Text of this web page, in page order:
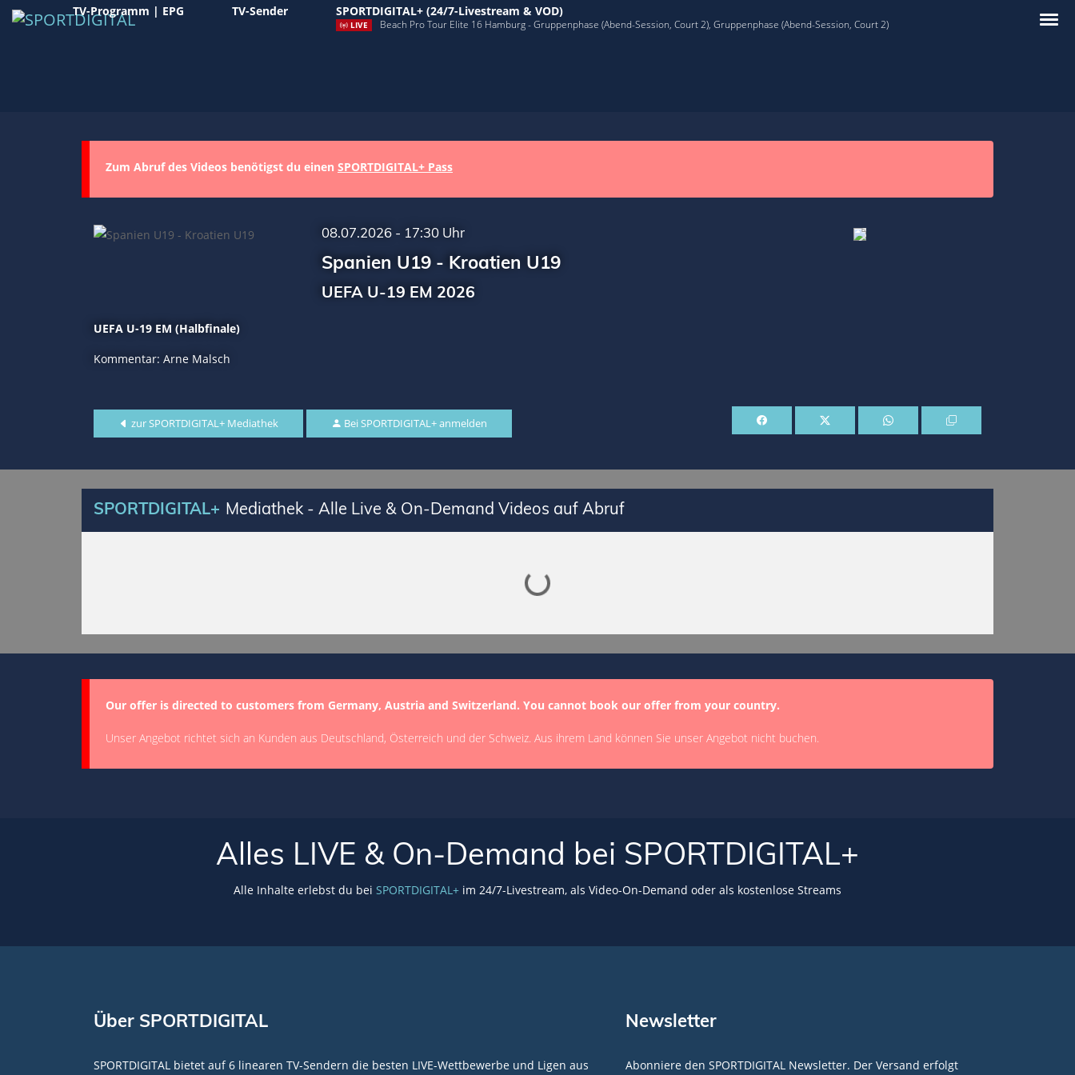
TV-Programm | EPG TV-Sender SPORTDIGITAL+ (24/7-Livestream & VOD)
LIVE Beach Pro Tour Elite 16 Hamburg - Gruppenphase (Abend-Session, Court 2), Gruppenphase (Abend-Session, Court 2)
Zum Abruf des Videos benötigst du einen SPORTDIGITAL+ Pass
08.07.2026 - 17:30 Uhr
Spanien U19 - Kroatien U19
UEFA U-19 EM 2026
UEFA U-19 EM (Halbfinale)
Kommentar: Arne Malsch
zur SPORTDIGITAL+ Mediathek Bei SPORTDIGITAL+ anmelden
SPORTDIGITAL+ Mediathek - Alle Live & On-Demand Videos auf Abruf
Lade SPORTDIGITAL+ Mediathek
Our offer is directed to customers from Germany, Austria and Switzerland. You cannot book our offer from your country.
Unser Angebot richtet sich an Kunden aus Deutschland, Österreich und der Schweiz. Aus ihrem Land können Sie unser Angebot nicht buchen.
Alles LIVE & On-Demand bei SPORTDIGITAL+
Alle Inhalte erlebst du bei SPORTDIGITAL+ im 24/7-Livestream, als Video-On-Demand oder als kostenlose Streams
Über SPORTDIGITAL
SPORTDIGITAL bietet auf 6 linearen TV-Sendern die besten LIVE-Wettbewerbe und Ligen aus
Newsletter
Abonniere den SPORTDIGITAL Newsletter. Der Versand erfolgt